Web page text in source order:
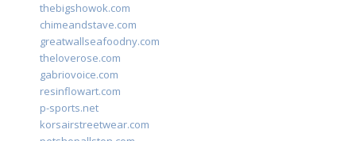
thebigshowok.com
chimeandstave.com
greatwallseafoodny.com
theloverose.com
gabriovoice.com
resinflowart.com
p-sports.net
korsairstreetwear.com